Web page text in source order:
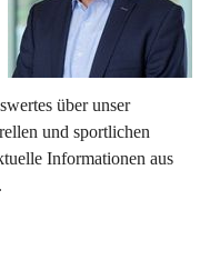
über unser
und sportlichen
Informationen aus